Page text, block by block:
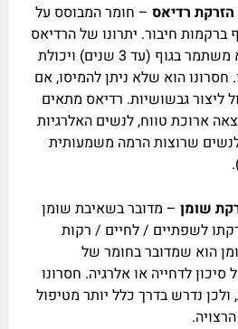
רדיאס – חומר המבוסס על
ברקמות חיבור. יתרונו של הרדיאס
הוא בזמן הרב יותר שהוא משתמר בגוף (עד 3 שנים) ויכולת
חסרונו הוא שלא ניתן להמיסו, אם
ליצור גבשושיות. רדיאס מתאים
ארוכת טווח, לנשים האלרגיות
לנשים שרוצות הרמה משמעותית
שומן – מדובר בשאיבת שומן
לשפתיים / לחיים / רקות
הוא שמדובר בחומר של
לדחייה או אלרגיה. חסרונו
נדרש בדרך כלל יותר מטיפול